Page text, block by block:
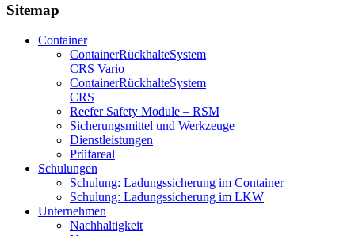
Sitemap
Container
Container­Rückhalte­System
CRS Vario
Container­Rückhalte­System
CRS
Reefer Safety Module – RSM
Sicherungsmittel und Werkzeuge
Dienstleistungen
Prüfareal
Schulungen
Schulung: Ladungssicherung im Container
Schulung: Ladungssicherung im LKW
Unternehmen
Nachhaltigkeit